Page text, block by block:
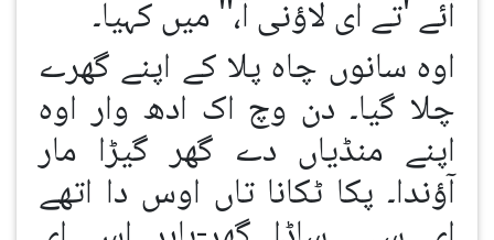
آئے 'تے ای لاؤنی آ،'' میں کہیا۔
اوہ سانوں چاہ پلا کے اپنے گھرے
چلا گیا۔ دن وچ اک ادھ وار اوہ
اپنے منڈیاں دے گھر گیڑا مار
آؤندا۔ پکا ٹکانا تاں اوس دا اتھے